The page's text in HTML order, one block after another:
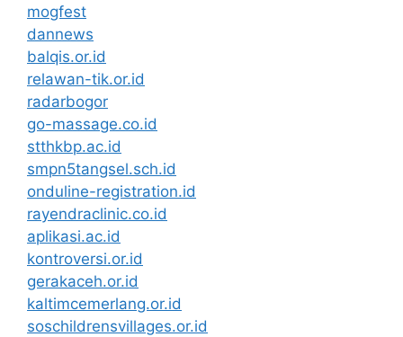
mogfest
dannews
balqis.or.id
relawan-tik.or.id
radarbogor
go-massage.co.id
stthkbp.ac.id
smpn5tangsel.sch.id
onduline-registration.id
rayendraclinic.co.id
aplikasi.ac.id
kontroversi.or.id
gerakaceh.or.id
kaltimcemerlang.or.id
soschildrensvillages.or.id